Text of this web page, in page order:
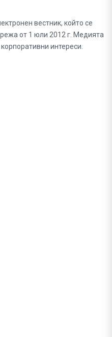
вестник, който се
от 1 юли 2012 г. Медията
интереси.